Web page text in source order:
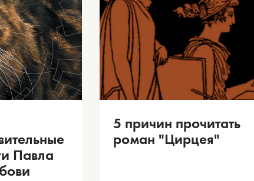
Павла
5 причин прочитать
роман "Цирцея"